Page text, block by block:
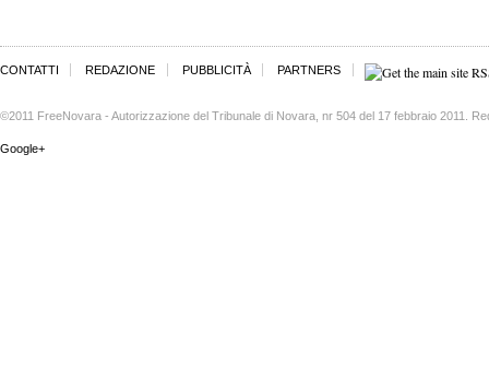
CONTATTI REDAZIONE PUBBLICITÀ PARTNERS
©2011 FreeNovara - Autorizzazione del Tribunale di Novara, nr 504 del 17 febbraio 2011.
Google+